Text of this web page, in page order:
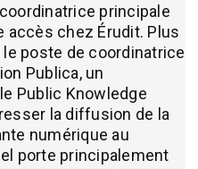
principale
accès chez Érudit. Plus
poste de coordinatrice
Publica, un
Public Knowledge
la diffusion de la
numérique au
porte principalement